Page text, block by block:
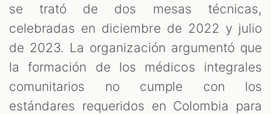
se trató de dos mesas técnicas,
celebradas en diciembre de 2022 y julio
de 2023. La organización argumentó que
la formación de los médicos integrales
comunitarios no cumple con los
estándares requeridos en Colombia para